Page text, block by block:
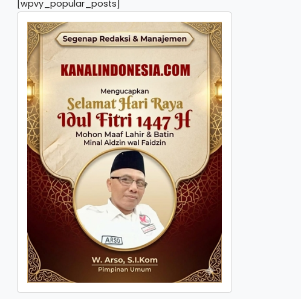
[wpvy_popular_posts]